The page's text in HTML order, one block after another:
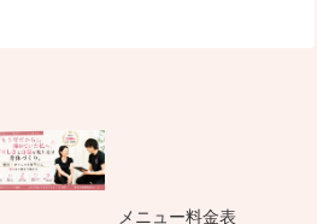
メニュー料金表